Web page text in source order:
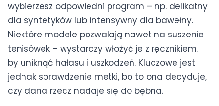
wybierzesz odpowiedni program – np. delikatny
dla syntetyków lub intensywny dla bawełny.
Niektóre modele pozwalają nawet na suszenie
tenisówek – wystarczy włożyć je z ręcznikiem,
by uniknąć hałasu i uszkodzeń. Kluczowe jest
jednak sprawdzenie metki, bo to ona decyduje,
czy dana rzecz nadaje się do bębna.